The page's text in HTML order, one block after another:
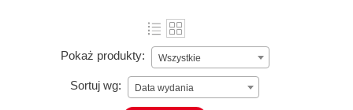
Pokaż produkty: Wszystkie
Sortuj wg: Data wydania